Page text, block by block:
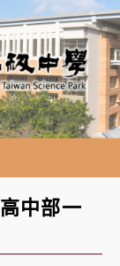
中部一